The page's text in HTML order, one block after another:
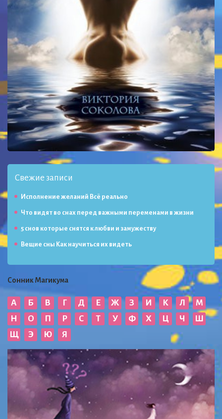
Свежие записи
Исполнение желаний Всё реально
Что видят во снах перед важными переменами в жизни
5 снов которые снятся к любви и замужеству
Вещие сны Как научиться их видеть
Сонник Магикума
А Б В Г Д Е Ж З И К Л
М
Н
О П Р С Т У Ф Х Ц Ч
Ш
Щ
Э Ю Я